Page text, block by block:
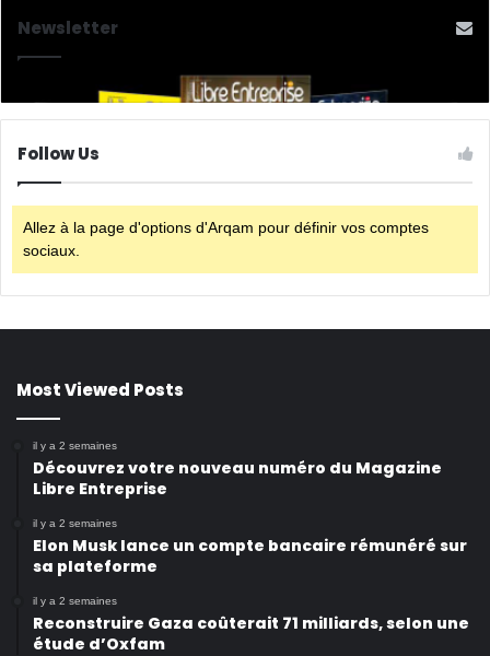
Newsletter
Follow Us
Allez à la page d'options d'Arqam pour définir vos comptes
sociaux.
Most Viewed Posts
il y a 2 semaines
Découvrez votre nouveau numéro du Magazine
Libre Entreprise
il y a 2 semaines
Elon Musk lance un compte bancaire rémunéré sur
sa plateforme
il y a 2 semaines
Reconstruire Gaza coûterait 71 milliards, selon une
étude d’Oxfam